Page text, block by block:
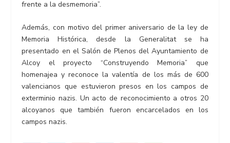
frente a la desmemoria”.
Además, con motivo del primer aniversario de la ley de
Memoria Histórica, desde la Generalitat se ha
presentado en el Salón de Plenos del Ayuntamiento de
Alcoy el proyecto “Construyendo Memoria” que
homenajea y reconoce la valentía de los más de 600
valencianos que estuvieron presos en los campos de
exterminio nazis. Un acto de reconocimiento a otros 20
alcoyanos que también fueron encarcelados en los
campos nazis.